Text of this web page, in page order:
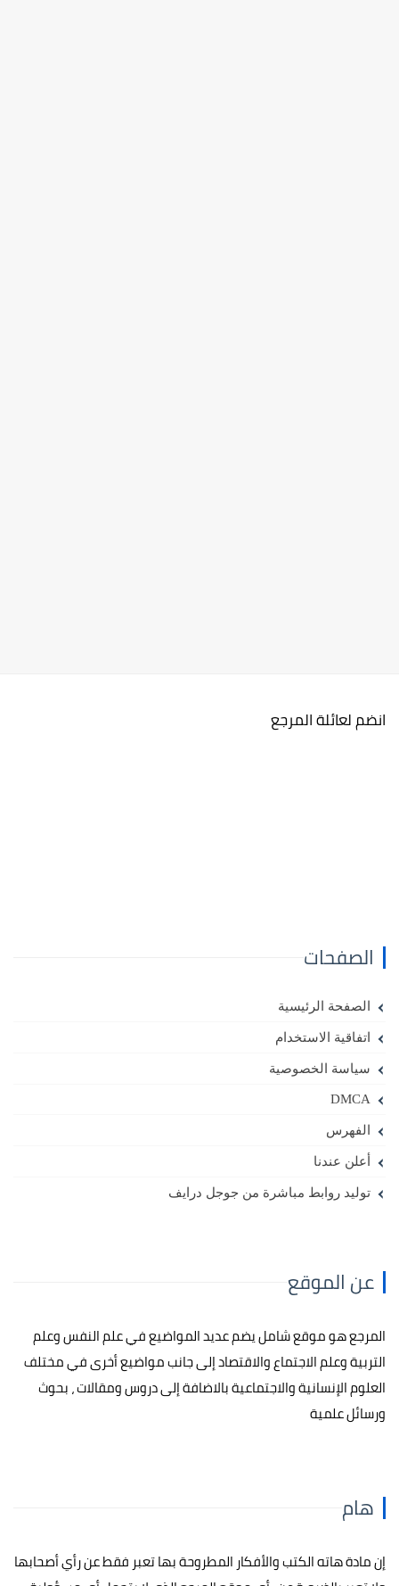
انضم لعائلة المرجع
الصفحات
الصفحة الرئيسية
اتفاقية الاستخدام
سياسة الخصوصية
DMCA
الفهرس
أعلن عندنا
توليد روابط مباشرة من جوجل درايف
عن الموقع
المرجع هو موقع شامل يضم عديد المواضيع في علم النفس وعلم
التربية وعلم الاجتماع والاقتصاد إلى جانب مواضيع أخرى في مختلف
العلوم الإنسانية والاجتماعية بالاضافة إلى دروس ومقالات ، بحوث
ورسائل علمية
هام
إن مادة هاته الكتب والأفكار المطروحة بها تعبر فقط عن رأي أصحابها